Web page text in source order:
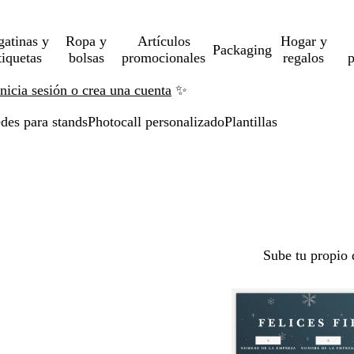
y
Ropa y
bolsas
Artículos
promocionales
Packaging
Hogar y
regalos
sesión o crea una cuenta ✨
para standsPhotocall personalizadoPlantillas
Sube tu propio